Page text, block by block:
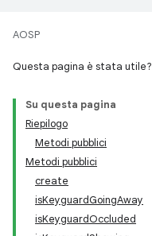
AOSP
Questa pagina è stata utile?
Su questa pagina
Riepilogo
Metodi pubblici
Metodi pubblici
create
isKeyguardGoingAway
isKeyguardOccluded